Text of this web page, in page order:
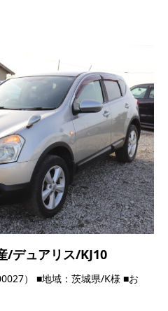
ュアリス/KJ10
） ■地域：茨城県/K様 ■お